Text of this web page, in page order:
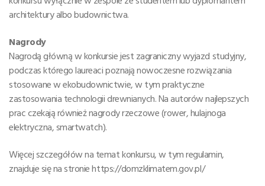
architektury albo budownictwa.
Nagrody
Nagrodą główną w konkursie jest zagraniczny wyjazd studyjny,
podczas którego laureaci poznają nowoczesne rozwiązania
stosowane w ekobudownictwie, w tym praktyczne
zastosowania technologii drewnianych. Na autorów najlepszych
prac czekają również nagrody rzeczowe (rower, hulajnoga
elektryczna, smartwatch).
Więcej szczegółów na temat konkursu, w tym regulamin,
znajduje się na stronie https://domzklimatem.gov.pl/